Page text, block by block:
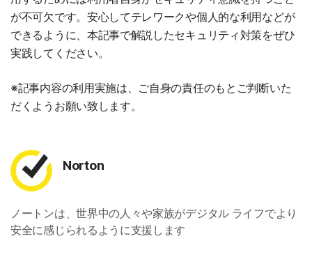
が不可欠です。安心してテレワークや個人的な利用などが
できるように、本記事で解説したセキュリティ対策をぜひ
実践してください。
※記事内容の利用実施は、ご自身の責任のもとご判断いた
だくようお願い致します。
Norton
ノートンは、世界中の人々や家族がデジタル ライフでより
安全に感じられるように支援します